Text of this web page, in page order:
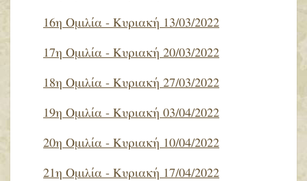
16η Ομιλία - Κυριακή 13/03/2022
17η Ομιλία - Κυριακή 20/03/2022
18η Ομιλία - Κυριακή 27/03/2022
19η Ομιλία - Κυριακή 03/04/2022
20η Ομιλία - Κυριακή 10/04/2022
21η Ομιλία - Κυριακή 17/04/2022